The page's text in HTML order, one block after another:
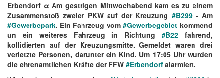
Erbendorf α Am gestrigen Mittwochabend kam es zu einem
Zusammenstoß zweier PKW auf der Kreuzung #B299- Am
#Gewerbepark. Ein Fahrzeug vom#Gewerbegebiet kommend
un ein weiteres Fahrzeug in Richtung #B22 fahrend,
kollidierten auf der Kreuzungsmitte. Gemeldet waren drei
verletzte Personen, darunter ein Kind. Um 17:05 Uhr wurden
die ehrenamtlichen Kräfte der FFW #Erbendorf alarmiert.